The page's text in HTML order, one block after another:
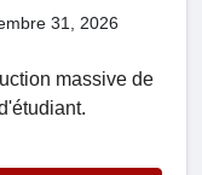
31, 2026
massive de